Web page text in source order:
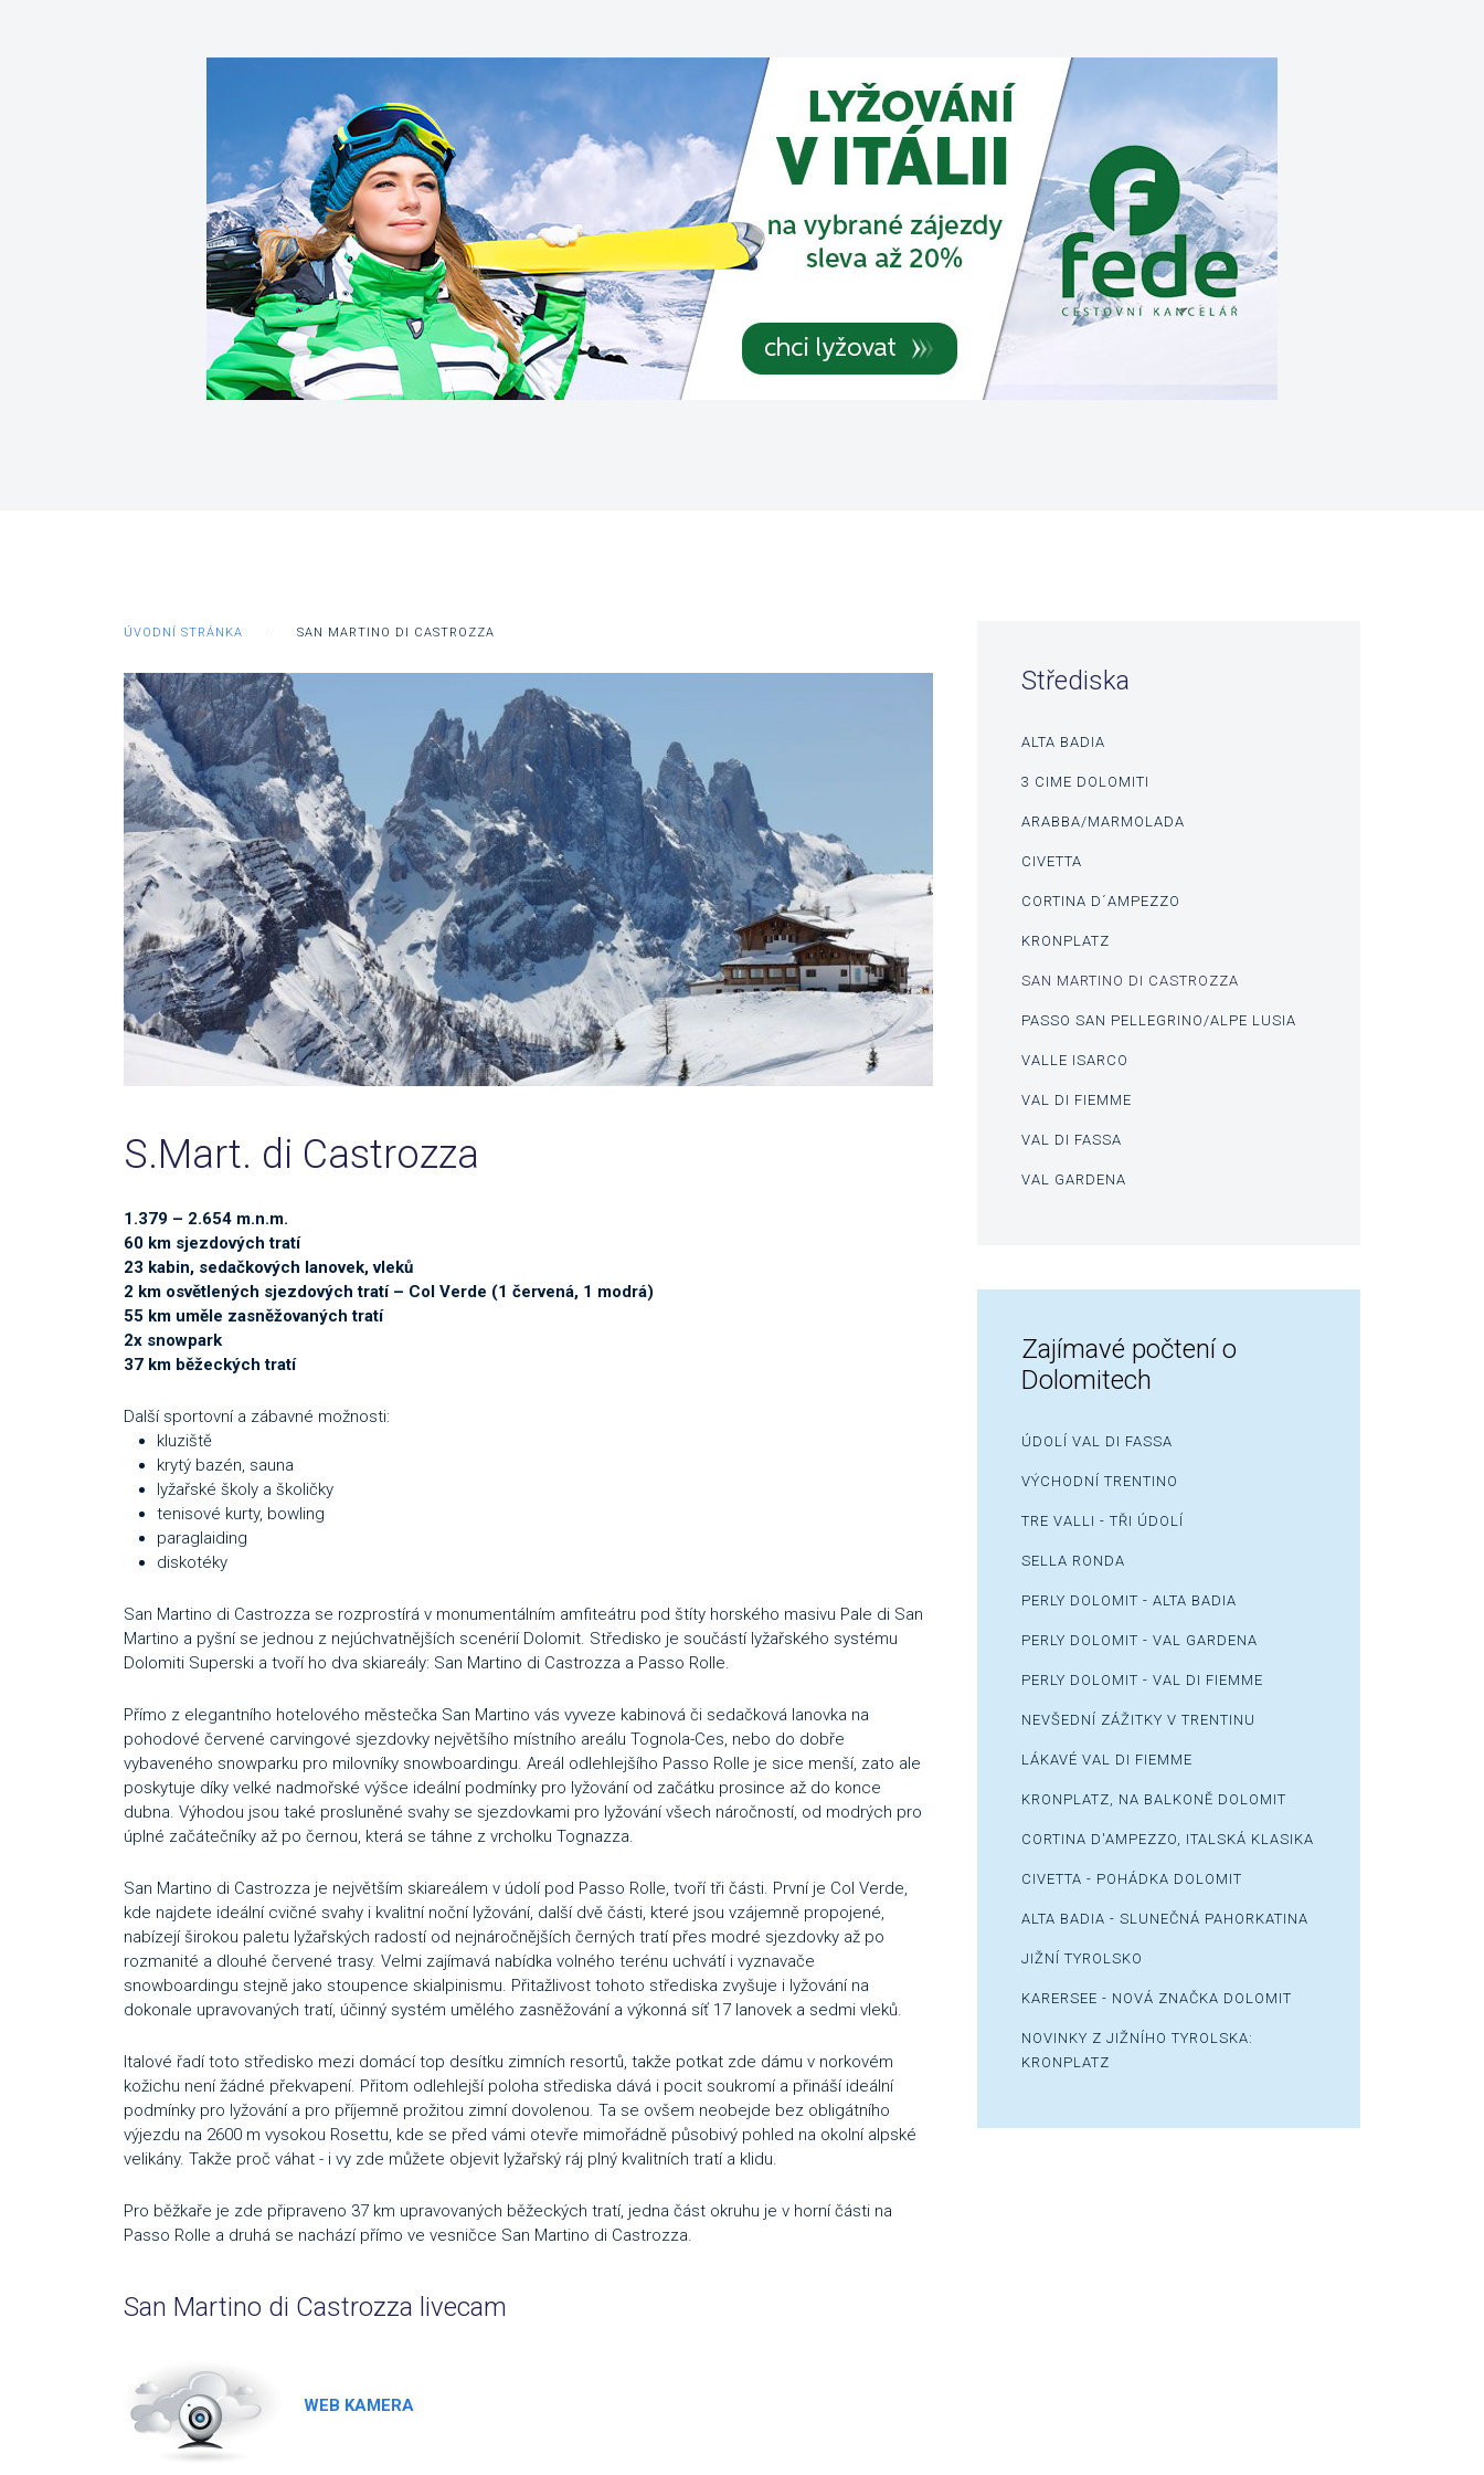
ÚVODNÍ STRÁNKA SAN MARTINO DI CASTROZZA
S.Mart. di Castrozza
1.379 – 2.654 m.n.m.
60 km sjezdových tratí
23 kabin, sedačkových lanovek, vleků
2 km osvětlených sjezdových tratí – Col Verde (1 červená, 1 modrá)
55 km uměle zasněžovaných tratí
2x snowpark
37 km běžeckých tratí
Další sportovní a zábavné možnosti:
kluziště
krytý bazén, sauna
lyžařské školy a školičky
tenisové kurty, bowling
paraglaiding
diskotéky
San Martino di Castrozza se rozprostírá v monumentálním amfiteátru pod štíty horského masivu Pale di San
Martino a pyšní se jednou z nejúchvatnějších scenérií Dolomit. Středisko je součástí lyžařského systému
Dolomiti Superski a tvoří ho dva skiareály: San Martino di Castrozza a Passo Rolle.
Přímo z elegantního hotelového městečka San Martino vás vyveze kabinová či sedačková lanovka na
pohodové červené carvingové sjezdovky největšího místního areálu Tognola-Ces, nebo do dobře
vybaveného snowparku pro milovníky snowboardingu. Areál odlehlejšího Passo Rolle je sice menší, zato ale
poskytuje díky velké nadmořské výšce ideální podmínky pro lyžování od začátku prosince až do konce
dubna. Výhodou jsou také prosluněné svahy se sjezdovkami pro lyžování všech náročností, od modrých pro
úplné začátečníky až po černou, která se táhne z vrcholku Tognazza.
San Martino di Castrozza je největším skiareálem v údolí pod Passo Rolle, tvoří tři části. První je Col Verde,
kde najdete ideální cvičné svahy i kvalitní noční lyžování, další dvě části, které jsou vzájemně propojené,
nabízejí širokou paletu lyžařských radostí od nejnáročnějších černých tratí přes modré sjezdovky až po
rozmanité a dlouhé červené trasy. Velmi zajímavá nabídka volného terénu uchvátí i vyznavače
snowboardingu stejně jako stoupence skialpinismu. Přitažlivost tohoto střediska zvyšuje i lyžování na
dokonale upravovaných tratí, účinný systém umělého zasněžování a výkonná síť 17 lanovek a sedmi vleků.
Italové řadí toto středisko mezi domácí top desítku zimních resortů, takže potkat zde dámu v norkovém
kožichu není žádné překvapení. Přitom odlehlejší poloha střediska dává i pocit soukromí a přináší ideální
podmínky pro lyžování a pro příjemně prožitou zimní dovolenou. Ta se ovšem neobejde bez obligátního
výjezdu na 2600 m vysokou Rosettu, kde se před vámi otevře mimořádně působivý pohled na okolní alpské
velikány. Takže proč váhat - i vy zde můžete objevit lyžařský ráj plný kvalitních tratí a klidu.
Pro běžkaře je zde připraveno 37 km upravovaných běžeckých tratí, jedna část okruhu je v horní části na
Passo Rolle a druhá se nachází přímo ve vesničce San Martino di Castrozza.
San Martino di Castrozza livecam
WEB KAMERA
Střediska
ALTA BADIA
3 CIME DOLOMITI
ARABBA/MARMOLADA
CIVETTA
CORTINA D´AMPEZZO
KRONPLATZ
SAN MARTINO DI CASTROZZA
PASSO SAN PELLEGRINO/ALPE LUSIA
VALLE ISARCO
VAL DI FIEMME
VAL DI FASSA
VAL GARDENA
Zajímavé počtení o
Dolomitech
ÚDOLÍ VAL DI FASSA
VÝCHODNÍ TRENTINO
TRE VALLI - TŘI ÚDOLÍ
SELLA RONDA
PERLY DOLOMIT - ALTA BADIA
PERLY DOLOMIT - VAL GARDENA
PERLY DOLOMIT - VAL DI FIEMME
NEVŠEDNÍ ZÁŽITKY V TRENTINU
LÁKAVÉ VAL DI FIEMME
KRONPLATZ, NA BALKONĚ DOLOMIT
CORTINA D'AMPEZZO, ITALSKÁ KLASIKA
CIVETTA - POHÁDKA DOLOMIT
ALTA BADIA - SLUNEČNÁ PAHORKATINA
JIŽNÍ TYROLSKO
KARERSEE - NOVÁ ZNAČKA DOLOMIT
NOVINKY Z JIŽNÍHO TYROLSKA:
KRONPLATZ